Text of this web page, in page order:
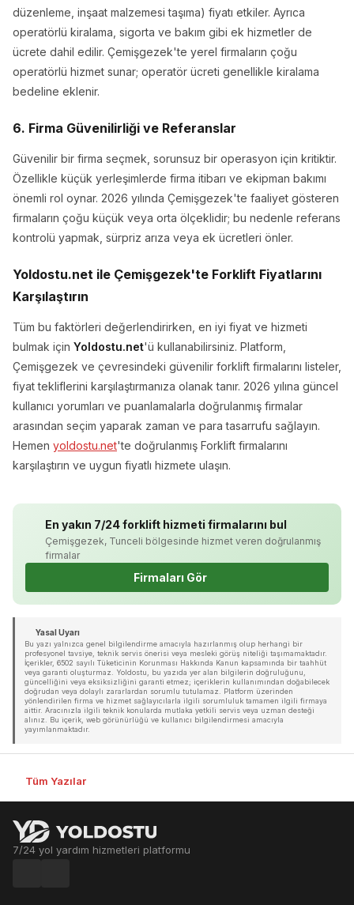
düzenleme, inşaat malzemesi taşıma) fiyatı etkiler. Ayrıca
operatörlü kiralama, sigorta ve bakım gibi ek hizmetler de
ücrete dahil edilir. Çemişgezek'te yerel firmaların çoğu
operatörlü hizmet sunar; operatör ücreti genellikle kiralama
bedeline eklenir.
6. Firma Güvenilirliği ve Referanslar
Güvenilir bir firma seçmek, sorunsuz bir operasyon için kritiktir.
Özellikle küçük yerleşimlerde firma itibarı ve ekipman bakımı
önemli rol oynar. 2026 yılında Çemişgezek'te faaliyet gösteren
firmaların çoğu küçük veya orta ölçeklidir; bu nedenle referans
kontrolü yapmak, sürpriz arıza veya ek ücretleri önler.
Yoldostu.net ile Çemişgezek'te Forklift Fiyatlarını
Karşılaştırın
Tüm bu faktörleri değerlendirirken, en iyi fiyat ve hizmeti
bulmak için Yoldostu.net'ü kullanabilirsiniz. Platform,
Çemişgezek ve çevresindeki güvenilir forklift firmalarını listeler,
fiyat tekliflerini karşılaştırmanıza olanak tanır. 2026 yılına güncel
kullanıcı yorumları ve puanlamalarla doğrulanmış firmalar
arasından seçim yaparak zaman ve para tasarrufu sağlayın.
Hemen yoldostu.net'te doğrulanmış Forklift firmalarını
karşılaştırın ve uygun fiyatlı hizmete ulaşın.
En yakın 7/24 forklift hizmeti firmalarını bul
Çemişgezek, Tunceli bölgesinde hizmet veren doğrulanmış
firmalar
Firmaları Gör
Yasal Uyarı
Bu yazı yalnızca genel bilgilendirme amacıyla hazırlanmış olup herhangi bir
profesyonel tavsiye, teknik servis önerisi veya mesleki görüş niteliği taşımamaktadır.
İçerikler, 6502 sayılı Tüketicinin Korunması Hakkında Kanun kapsamında bir taahhüt
veya garanti oluşturmaz. Yoldostu, bu yazıda yer alan bilgilerin doğruluğunu,
güncelliğini veya eksiksizliğini garanti etmez; içeriklerin kullanımından doğabilecek
doğrudan veya dolaylı zararlardan sorumlu tutulamaz. Platform üzerinden
yönlendirilen firma ve hizmet sağlayıcılarla ilgili sorumluluk tamamen ilgili firmaya
aittir. Aracınızla ilgili teknik konularda mutlaka yetkili servis veya uzman desteği
alınız. Bu içerik, web görünürlüğü ve kullanıcı bilgilendirmesi amacıyla
yayımlanmaktadır.
Tüm Yazılar
7/24 yol yardım hizmetleri platformu